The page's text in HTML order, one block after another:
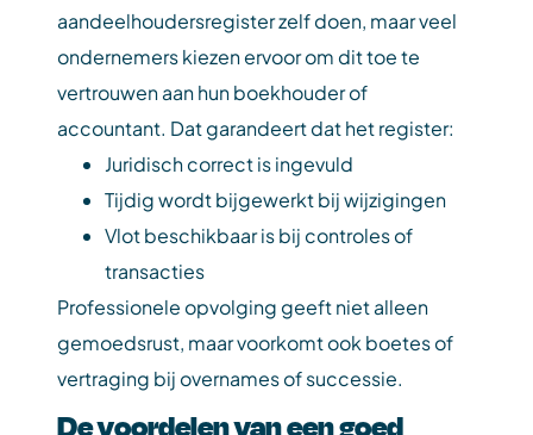
aandeelhoudersregister zelf doen, maar veel
ondernemers kiezen ervoor om dit toe te
vertrouwen aan hun boekhouder of
accountant. Dat garandeert dat het register:
Juridisch correct is ingevuld
Tijdig wordt bijgewerkt bij wijzigingen
Vlot beschikbaar is bij controles of
transacties
Professionele opvolging geeft niet alleen
gemoedsrust, maar voorkomt ook boetes of
vertraging bij overnames of successie.
De voordelen van een goed